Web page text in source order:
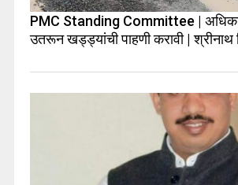
PMC Standing Committee |
उतरून खड्ड्यांची पाहणी करावी | श्रीनाथ